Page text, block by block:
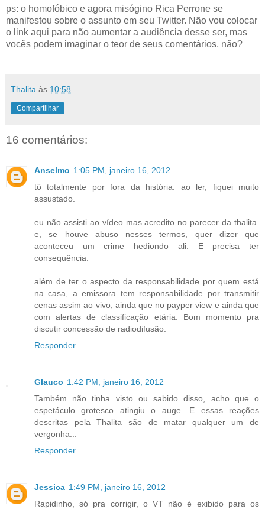
ps: o homofóbico e agora misógino Rica Perrone se
manifestou sobre o assunto em seu Twitter. Não vou colocar
o link aqui para não aumentar a audiência desse ser, mas
vocês podem imaginar o teor de seus comentários, não?
Thalita às 10:58
Compartilhar
16 comentários:
Anselmo 1:05 PM, janeiro 16, 2012
tô totalmente por fora da história. ao ler, fiquei muito
assustado.
eu não assisti ao vídeo mas acredito no parecer da thalita.
e, se houve abuso nesses termos, quer dizer que
aconteceu um crime hediondo ali. E precisa ter
consequência.
além de ter o aspecto da responsabilidade por quem está
na casa, a emissora tem responsabilidade por transmitir
cenas assim ao vivo, ainda que no payper view e ainda que
com alertas de classificação etária. Bom momento pra
discutir concessão de radiodifusão.
Responder
Glauco 1:42 PM, janeiro 16, 2012
Também não tinha visto ou sabido disso, acho que o
espetáculo grotesco atingiu o auge. E essas reações
descritas pela Thalita são de matar qualquer um de
vergonha...
Responder
Jessica 1:49 PM, janeiro 16, 2012
Rapidinho, só pra corrigir, o VT não é exibido para os